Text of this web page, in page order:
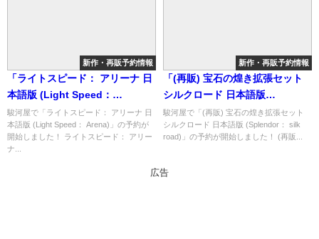
新作・再販予約情報
「ライトスピード： アリーナ 日
本語版 (Light Speed：
Arena)」の概略と予約購入可能
なショップ紹介！
駿河屋で「ライトスピード： アリーナ 日
本語版 (Light Speed： Arena)」の予約が
開始しました！ ライトスピード： アリー
ナ...
新作・再販予約情報
「(再販) 宝石の煌き拡張セット
シルクロード 日本語版
(Splendor： silk road)」の概略
と予約購入可能なショップ紹
介！
駿河屋で「(再販) 宝石の煌き拡張セット
シルクロード 日本語版 (Splendor： silk
road)」の予約が開始しました！ (再販...
広告